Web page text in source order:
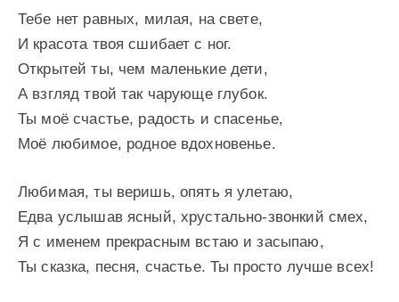
Тебе нет равных, милая, на свете,
И красота твоя сшибает с ног.
Открытей ты, чем маленькие дети,
А взгляд твой так чарующе глубок.
Ты моё счастье, радость и спасенье,
Моё любимое, родное вдохновенье.
Любимая, ты веришь, опять я улетаю,
Едва услышав ясный, хрустально-звонкий смех,
Я с именем прекрасным встаю и засыпаю,
Ты сказка, песня, счастье. Ты просто лучше всех!